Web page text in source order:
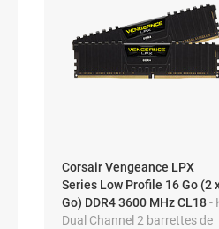
Corsair Vengeance LPX
Series Low Profile 16 Go (2
Go) DDR4 3600 MHz CL18-
Dual Channel 2 barrettes de